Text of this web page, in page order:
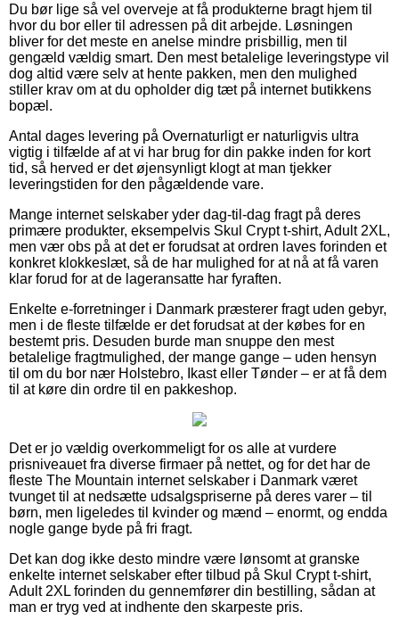
Du bør lige så vel overveje at få produkterne bragt hjem til
hvor du bor eller til adressen på dit arbejde. Løsningen
bliver for det meste en anelse mindre prisbillig, men til
gengæld vældig smart. Den mest betalelige leveringstype vil
dog altid være selv at hente pakken, men den mulighed
stiller krav om at du opholder dig tæt på internet butikkens
bopæl.
Antal dages levering på Overnaturligt er naturligvis ultra
vigtig i tilfælde af at vi har brug for din pakke inden for kort
tid, så herved er det øjensynligt klogt at man tjekker
leveringstiden for den pågældende vare.
Mange internet selskaber yder dag-til-dag fragt på deres
primære produkter, eksempelvis Skul Crypt t-shirt, Adult 2XL,
men vær obs på at det er forudsat at ordren laves forinden et
konkret klokkeslæt, så de har mulighed for at nå at få varen
klar forud for at de lageransatte har fyraften.
Enkelte e-forretninger i Danmark præsterer fragt uden gebyr,
men i de fleste tilfælde er det forudsat at der købes for en
bestemt pris. Desuden burde man snuppe den mest
betalelige fragtmulighed, der mange gange – uden hensyn
til om du bor nær Holstebro, Ikast eller Tønder – er at få dem
til at køre din ordre til en pakkeshop.
Det er jo vældig overkommeligt for os alle at vurdere
prisniveauet fra diverse firmaer på nettet, og for det har de
fleste The Mountain internet selskaber i Danmark været
tvunget til at nedsætte udsalgspriserne på deres varer – til
børn, men ligeledes til kvinder og mænd – enormt, og endda
nogle gange byde på fri fragt.
Det kan dog ikke desto mindre være lønsomt at granske
enkelte internet selskaber efter tilbud på Skul Crypt t-shirt,
Adult 2XL forinden du gennemfører din bestilling, sådan at
man er tryg ved at indhente den skarpeste pris.